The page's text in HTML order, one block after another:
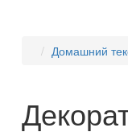
Домашний